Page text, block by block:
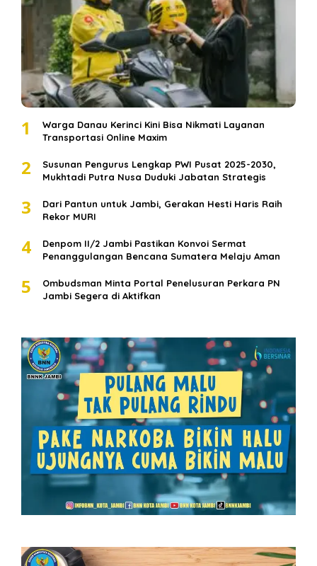
1
Warga Danau Kerinci Kini Bisa Nikmati Layanan
Transportasi Online Maxim
2
Susunan Pengurus Lengkap PWI Pusat 2025-2030,
Mukhtadi Putra Nusa Duduki Jabatan Strategis
3
Dari Pantun untuk Jambi, Gerakan Hesti Haris Raih
Rekor MURI
4
Denpom II/2 Jambi Pastikan Konvoi Sermat
Penanggulangan Bencana Sumatera Melaju Aman
5
Ombudsman Minta Portal Penelusuran Perkara PN
Jambi Segera di Aktifkan